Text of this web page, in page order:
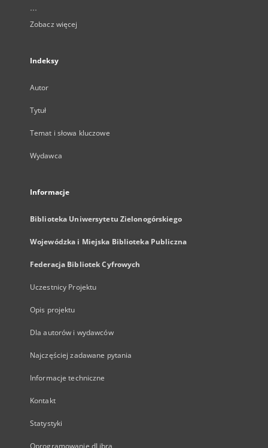
...
Zobacz więcej
Indeksy
Autor
Tytuł
Temat i słowa kluczowe
Wydawca
Informacje
Biblioteka Uniwersytetu Zielonogórskiego
Wojewódzka i Miejska Biblioteka Publiczna
Federacja Bibliotek Cyfrowych
Uczestnicy Projektu
Opis projektu
Dla autorów i wydawców
Najczęściej zadawane pytania
Informacje techniczne
Kontakt
Statystyki
Oprogramowanie dLibra